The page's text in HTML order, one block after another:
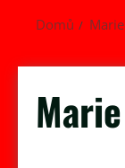
Domů